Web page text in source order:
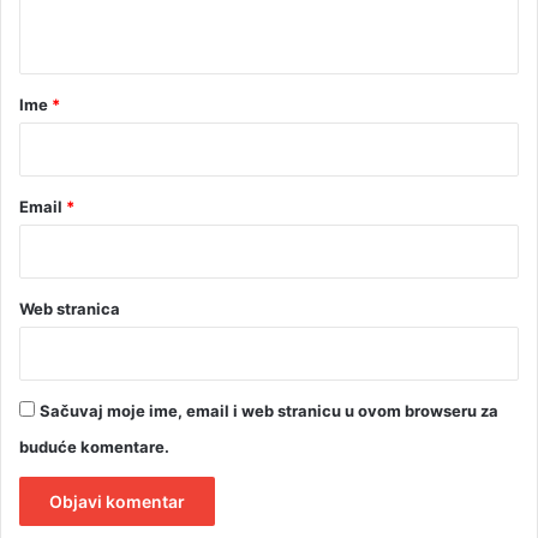
rIme *
Email *
Web stranica
Sačuvaj moje ime, email i web stranicu u ovom browseru za
buduće komentare.